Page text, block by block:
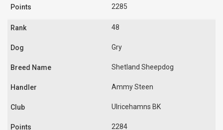
2285
48
Gry
Shetland Sheepdog
Ammy Steen
Ulricehamns BK
2284